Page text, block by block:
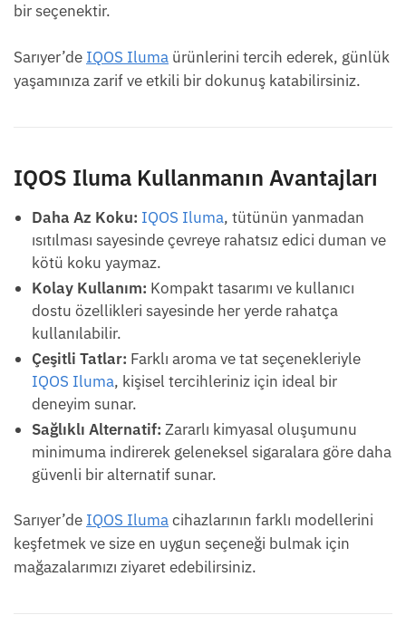
bir seçenektir.
Sarıyer’de IQOS Iluma ürünlerini tercih ederek, günlük
yaşamınıza zarif ve etkili bir dokunuş katabilirsiniz.
IQOS Iluma Kullanmanın Avantajları
Daha Az Koku: IQOS Iluma, tütünün yanmadan
ısıtılması sayesinde çevreye rahatsız edici duman ve
kötü koku yaymaz.
Kolay Kullanım: Kompakt tasarımı ve kullanıcı
dostu özellikleri sayesinde her yerde rahatça
kullanılabilir.
Çeşitli Tatlar: Farklı aroma ve tat seçenekleriyle
IQOS Iluma, kişisel tercihleriniz için ideal bir
deneyim sunar.
Sağlıklı Alternatif: Zararlı kimyasal oluşumunu
minimuma indirerek geleneksel sigaralara göre daha
güvenli bir alternatif sunar.
Sarıyer’de IQOS Ilumacihazlarının farklı modellerini
keşfetmek ve size en uygun seçeneği bulmak için
mağazalarımızı ziyaret edebilirsiniz.